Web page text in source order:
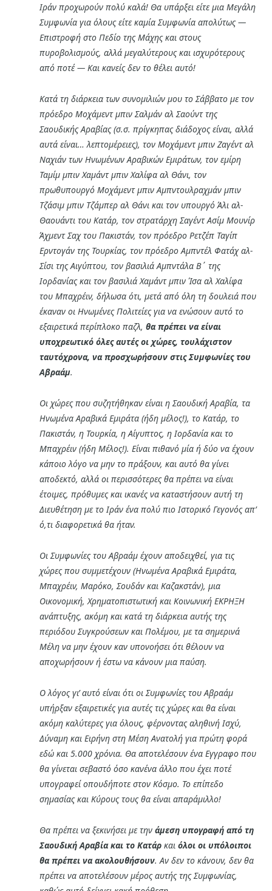
Ιράν προχωρούν πολύ καλά! Θα υπάρξει είτε μια Μεγάλη
Συμφωνία για όλους είτε καμία Συμφωνία απολύτως —
Επιστροφή στο Πεδίο της Μάχης και στους
πυροβολισμούς, αλλά μεγαλύτερους και ισχυρότερους
από ποτέ — Και κανείς δεν το θέλει αυτό!
Κατά τη διάρκεια των συνομιλιών μου το Σάββατο με τον
πρόεδρο Μοχάμεντ μπιν Σαλμάν αλ Σαούντ της
Σαουδικής Αραβίας (σ.σ. πρίγκηπας διάδοχος είναι, αλλά
αυτά είναι… λεπτομέρειες), τον Μοχάμεντ μπιν Ζαγέντ αλ
Ναχιάν των Ηνωμένων Αραβικών Εμιράτων, τον εμίρη
Ταμίμ μπιν Χαμάντ μπιν Χαλίφα αλ Θάνι, τον
πρωθυπουργό Μοχάμεντ μπιν Αμπντουλραχμάν μπιν
Τζάσιμ μπιν Τζάμπερ αλ Θάνι και τον υπουργό Άλι αλ-
Θαουάντι του Κατάρ, τον στρατάρχη Σαγέντ Ασίμ Μουνίρ
Άχμεντ Σαχ του Πακιστάν, τον πρόεδρο Ρετζέπ Ταγίπ
Ερντογάν της Τουρκίας, τον πρόεδρο Αμπντέλ Φατάχ αλ-
Σίσι της Αιγύπτου, τον βασιλιά Αμπντάλα Β΄ της
Ιορδανίας και τον βασιλιά Χαμάντ μπιν Ίσα αλ Χαλίφα
του Μπαχρέιν, δήλωσα ότι, μετά από όλη τη δουλειά που
έκαναν οι Ηνωμένες Πολιτείες για να ενώσουν αυτό το
εξαιρετικά περίπλοκο παζλ, θα πρέπει να είναι
υποχρεωτικό όλες αυτές οι χώρες, τουλάχιστον
ταυτόχρονα, να προσχωρήσουν στις Συμφωνίες του
Αβραάμ.
Οι χώρες που συζητήθηκαν είναι η Σαουδική Αραβία, τα
Ηνωμένα Αραβικά Εμιράτα (ήδη μέλος!), το Κατάρ, το
Πακιστάν, η Τουρκία, η Αίγυπτος, η Ιορδανία και το
Μπαχρέιν (ήδη Μέλος!). Είναι πιθανό μία ή δύο να έχουν
κάποιο λόγο να μην το πράξουν, και αυτό θα γίνει
αποδεκτό, αλλά οι περισσότερες θα πρέπει να είναι
έτοιμες, πρόθυμες και ικανές να καταστήσουν αυτή τη
Διευθέτηση με το Ιράν ένα πολύ πιο Ιστορικό Γεγονός απ’
ό,τι διαφορετικά θα ήταν.
Οι Συμφωνίες του Αβραάμ έχουν αποδειχθεί, για τις
χώρες που συμμετέχουν (Ηνωμένα Αραβικά Εμιράτα,
Μπαχρέιν, Μαρόκο, Σουδάν και Καζακστάν), μια
Οικονομική, Χρηματοπιστωτική και Κοινωνική ΕΚΡΗΞΗ
ανάπτυξης, ακόμη και κατά τη διάρκεια αυτής της
περιόδου Συγκρούσεων και Πολέμου, με τα σημερινά
Μέλη να μην έχουν καν υπονοήσει ότι θέλουν να
αποχωρήσουν ή έστω να κάνουν μια παύση.
Ο λόγος γι’ αυτό είναι ότι οι Συμφωνίες του Αβραάμ
υπήρξαν εξαιρετικές για αυτές τις χώρες και θα είναι
ακόμη καλύτερες για όλους, φέρνοντας αληθινή Ισχύ,
Δύναμη και Ειρήνη στη Μέση Ανατολή για πρώτη φορά
εδώ και 5.000 χρόνια. Θα αποτελέσουν ένα Εγγραφο που
θα γίνεται σεβαστό όσο κανένα άλλο που έχει ποτέ
υπογραφεί οπουδήποτε στον Κόσμο. Το επίπεδο
σημασίας και Κύρους τους θα είναι απαράμιλλο!
Θα πρέπει να ξεκινήσει με την άμεση υπογραφή από τη
Σαουδική Αραβία και το Κατάρ και όλοι οι υπόλοιποι
θα πρέπει να ακολουθήσουν. Αν δεν το κάνουν, δεν θα
πρέπει να αποτελέσουν μέρος αυτής της Συμφωνίας,